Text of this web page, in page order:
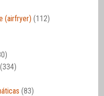
(airfryer) (112)
(334)
(83)